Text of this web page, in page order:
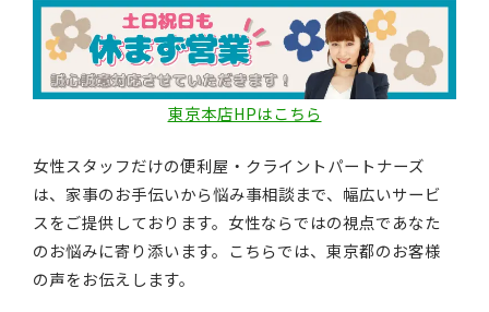
東京本店HPはこちら
女性スタッフだけの便利屋・クライントパートナーズ
は、家事のお手伝いから悩み事相談まで、幅広いサービ
スをご提供しております。女性ならではの視点であなた
のお悩みに寄り添います。こちらでは、東京都のお客様
の声をお伝えします。